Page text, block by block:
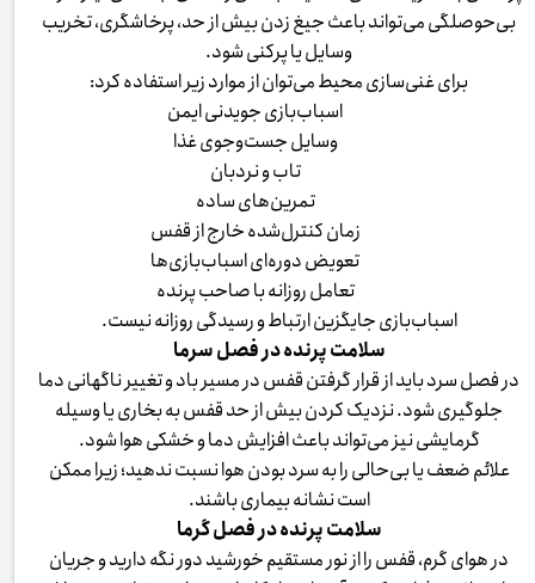
بی‌حوصلگی می‌تواند باعث جیغ زدن بیش از حد، پرخاشگری، تخریب
وسایل یا پرکنی شود.
برای غنی‌سازی محیط می‌توان از موارد زیر استفاده کرد:
اسباب‌بازی جویدنی ایمن
وسایل جست‌وجوی غذا
تاب و نردبان
تمرین‌های ساده
زمان کنترل‌شده خارج از قفس
تعویض دوره‌ای اسباب‌بازی‌ها
تعامل روزانه با صاحب پرنده
اسباب‌بازی جایگزین ارتباط و رسیدگی روزانه نیست.
سلامت پرنده در فصل سرما
در فصل سرد باید از قرار گرفتن قفس در مسیر باد و تغییر ناگهانی دما
جلوگیری شود. نزدیک کردن بیش از حد قفس به بخاری یا وسیله
گرمایشی نیز می‌تواند باعث افزایش دما و خشکی هوا شود.
علائم ضعف یا بی‌حالی را به سرد بودن هوا نسبت ندهید؛ زیرا ممکن
است نشانه بیماری باشند.
سلامت پرنده در فصل گرما
در هوای گرم، قفس را از نور مستقیم خورشید دور نگه دارید و جریان